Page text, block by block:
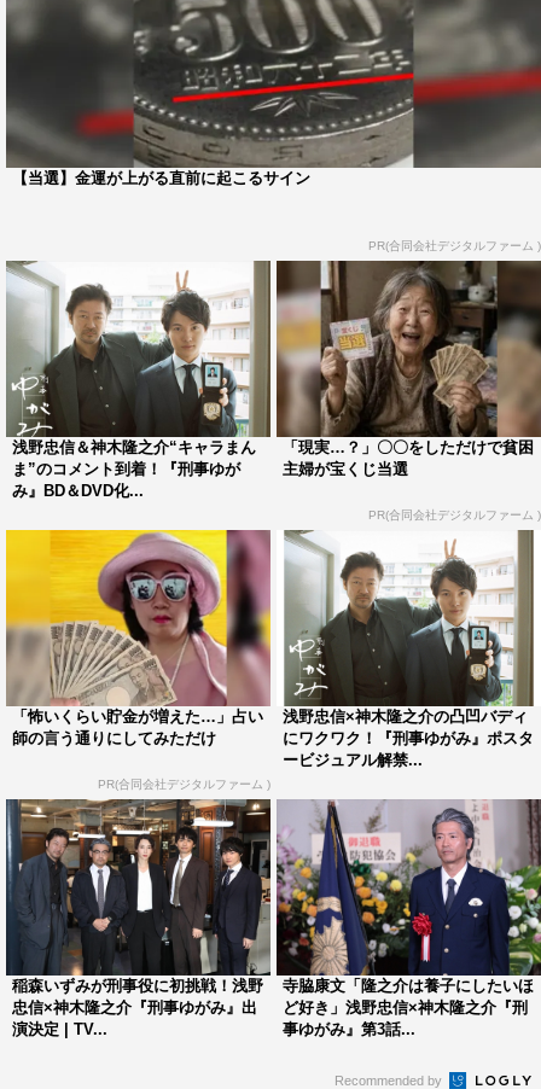
◇主人公・弓神をどのように演じていきたいか
「共演者に頼って演じていこうと思います！」
◇初共演の神木隆之介さんについて
「神木君が僕を支えてくれると思います！」
「一人では何もできない中年刑事を思う存分楽しみたいと
思います！皆様のおかげです！」
■神木隆之介
◇出演が決まった時の感想
「今回演じさせていただく羽生は、25歳という自分の年齢
に近い男性なので、どんなふうに等身大で演じていける
か、今からとても楽しみです。監督やプロデューサーと話
をして、何でも挑戦していい環境を用意して下さっている
と感じたので、この作品で今までにないさまざまなことを
試してみたいです」
◇初共演の浅野忠信さんについて
「しっかりとお芝居でご一緒するのは初めてなので本当に
うれしい気持ちでいっぱいです。以前、道ばたで偶然声を
かけていただいたことがあって、とても気さくで優しい方
だと思いました。カフェが好きだとおっしゃっていたの
で、そんなお話しもできるかな・・・と今から楽しみで
す」
◇羽生をどのように演じていきたいか
「年齢とか関係なく、遠慮せず弓神に突っ込み、たまに突
っ込まれるというおもしろい2人になればいいなと思いま
す」
木曜劇場『刑事ゆがみ』
【当選】金運が上がる直前に起こるサイン
PR(合同会社デジタルファーム )
浅野忠信＆神木隆之介“キャラまん
ま”のコメント到着！『刑事ゆが
み』BD＆DVD化...
「現実…？」〇〇をしただけで貧困
主婦が宝くじ当選
PR(合同会社デジタルファーム )
「怖いくらい貯金が増えた…」占い
師の言う通りにしてみただけ
PR(合同会社デジタルファーム )
浅野忠信×神木隆之介の凸凹バディ
にワクワク！『刑事ゆがみ』ポスタ
ービジュアル解禁...
稲森いずみが刑事役に初挑戦！浅野
忠信×神木隆之介『刑事ゆがみ』出
演決定 | TV...
寺脇康文「隆之介は養子にしたいほ
ど好き」浅野忠信×神木隆之介『刑
事ゆがみ』第3話...
Recommended by